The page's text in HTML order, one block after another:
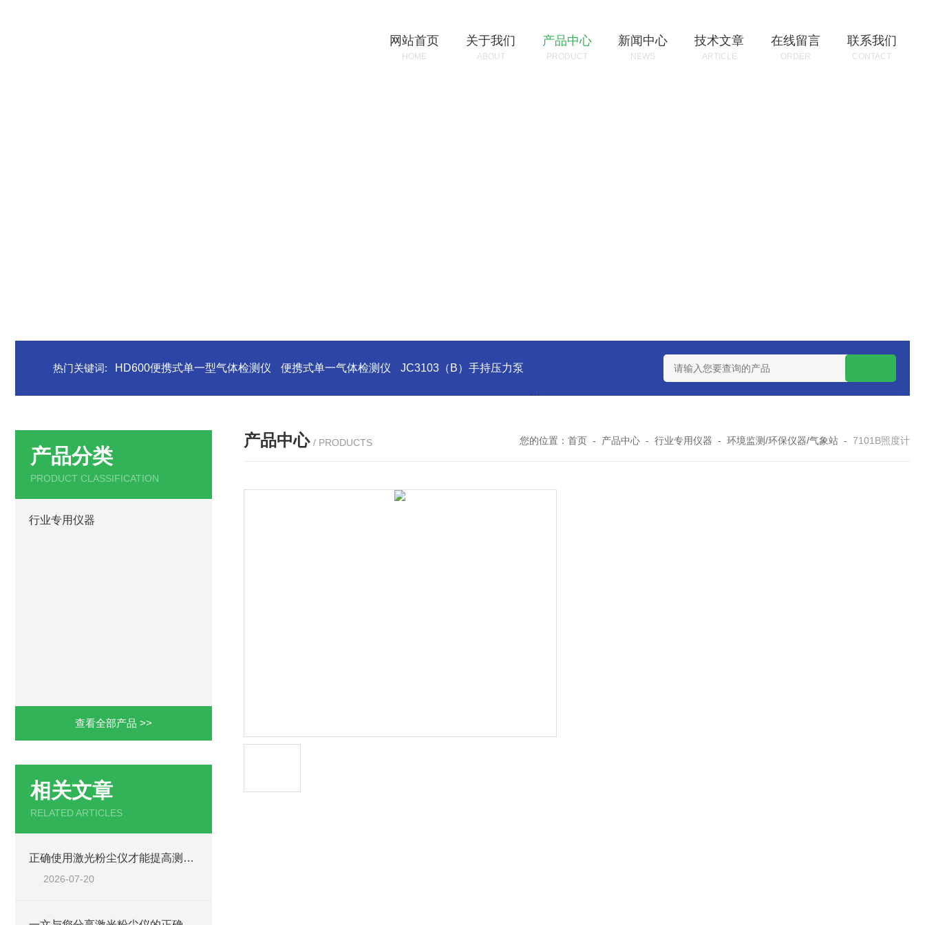
网站首页
HOME
关于我们
ABOUT
产品中心
PRODUCT
新闻中心
NEWS
技术文章
ARTICLE
在线留言
ORDER
联系我们
CONTACT
热门关键词: HD600便携式单一型气体检测仪 便携式单一气体检测仪 JC3103（B）手持压力泵 GAXT手持式单一气体检测仪 加拿大BW
产品分类
PRODUCT CLASSIFICATION
行业专用仪器
查看全部产品 >>
相关文章
RELATED ARTICLES
正确使用激光粉尘仪才能提高测量数据的可靠性
2026-07-20
产品中心 / PRODUCTS 您的位置： 首页 - 产品中心 - 行业专用仪器 - 环境监测/环保仪器/气象站 - 7101B照度计